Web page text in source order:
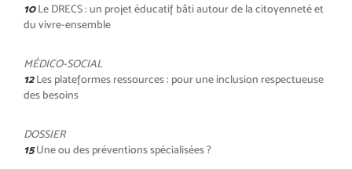
10Le DRECS : un projet éducatif bâti autour de la citoyenneté et
du vivre-ensemble
MÉDICO-SOCIAL
12Les plateformes ressources : pour une inclusion respectueuse
des besoins
DOSSIER
15Une ou des préventions spécialisées ?